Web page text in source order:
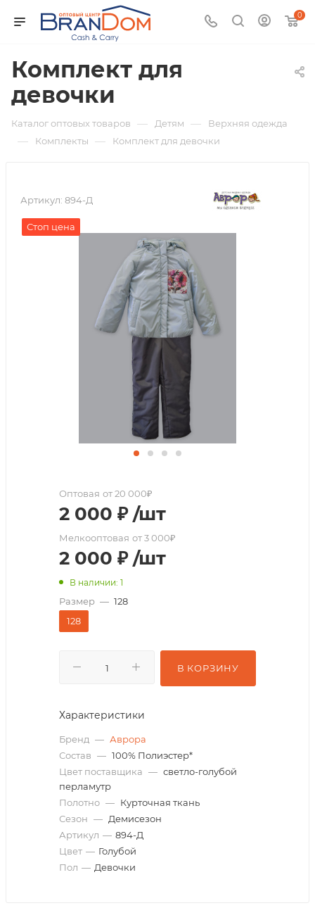
0
Комплект для
девочки
Каталог оптовых товаров — Детям — Верхняя одежда
— Комплекты — Комплект для девочки
Артикул: 894-Д
Стоп цена
Оптовая от 20 000₽
2 000 ₽ /шт
Мелкооптовая от 3 000₽
2 000 ₽ /шт
В наличии: 1
Размер — 128
128
В КОРЗИНУ
Характеристики
Бренд — Аврора
Состав — 100% Полиэстер*
Цвет поставщика — светло-голубой
перламутр
Полотно — Курточная ткань
Сезон — Демисезон
Артикул — 894-Д
Цвет — Голубой
Пол — Девочки